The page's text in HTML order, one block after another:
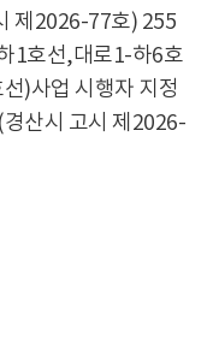
제2026-77호) 255
1호선,대로1-하6호
)사업 시행자 지정
산시 고시 제2026-